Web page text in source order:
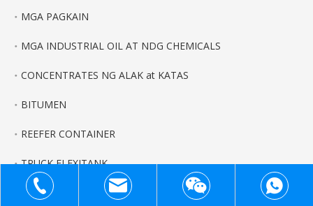
MGA PAGKAIN
MGA INDUSTRIAL OIL AT NDG CHEMICALS
CONCENTRATES NG ALAK at KATAS
BITUMEN
REEFER CONTAINER
TRUCK FLEXITANK
FAQ ng FLEXITANK
+86